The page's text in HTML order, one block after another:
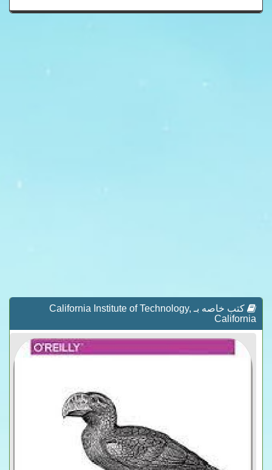
كتب خاصه بـ California Institute of Technology,
California